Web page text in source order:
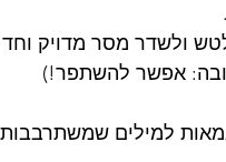
ולשדר מסר מדויק
אפשר להשתפר!)
למילים